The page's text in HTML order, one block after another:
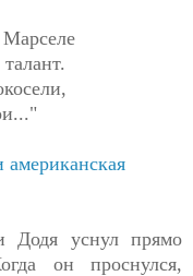
американская
Додя уснул прямо
он проснулся,